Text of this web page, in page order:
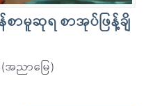
ာမူဆုရ စာအုပ်ဖြန့်ချိ
ညာမြေ)